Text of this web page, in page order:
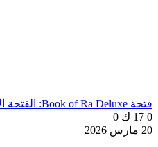
فتحة Book of Ra Deluxe: الفتحة الأكثر شعبية مع الدورات المجانية
0 17 ك
0
20 مارس 2026